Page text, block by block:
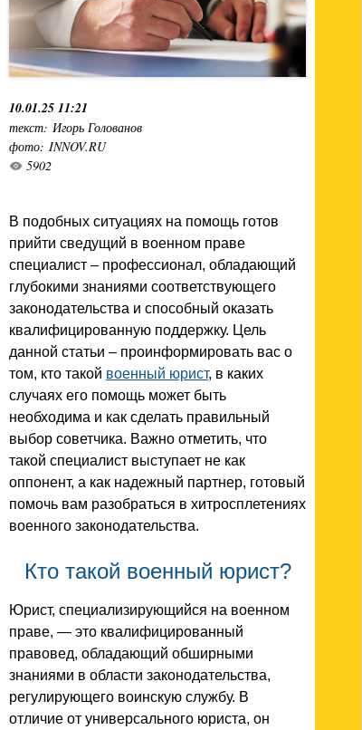
10.01.25 11:21
текст: Игорь Голованов
фото: INNOV.RU
5902
В подобных ситуациях на помощь готов
прийти сведущий в военном праве
специалист – профессионал, обладающий
глубокими знаниями соответствующего
законодательства и способный оказать
квалифицированную поддержку. Цель
данной статьи – проинформировать вас о
том, кто такой военный юрист, в каких
случаях его помощь может быть
необходима и как сделать правильный
выбор советчика. Важно отметить, что
такой специалист выступает не как
оппонент, а как надежный партнер, готовый
помочь вам разобраться в хитросплетениях
военного законодательства.
Кто такой военный юрист?
Юрист, специализирующийся на военном
праве, — это квалифицированный
правовед, обладающий обширными
знаниями в области законодательства,
регулирующего воинскую службу. В
отличие от универсального юриста, он